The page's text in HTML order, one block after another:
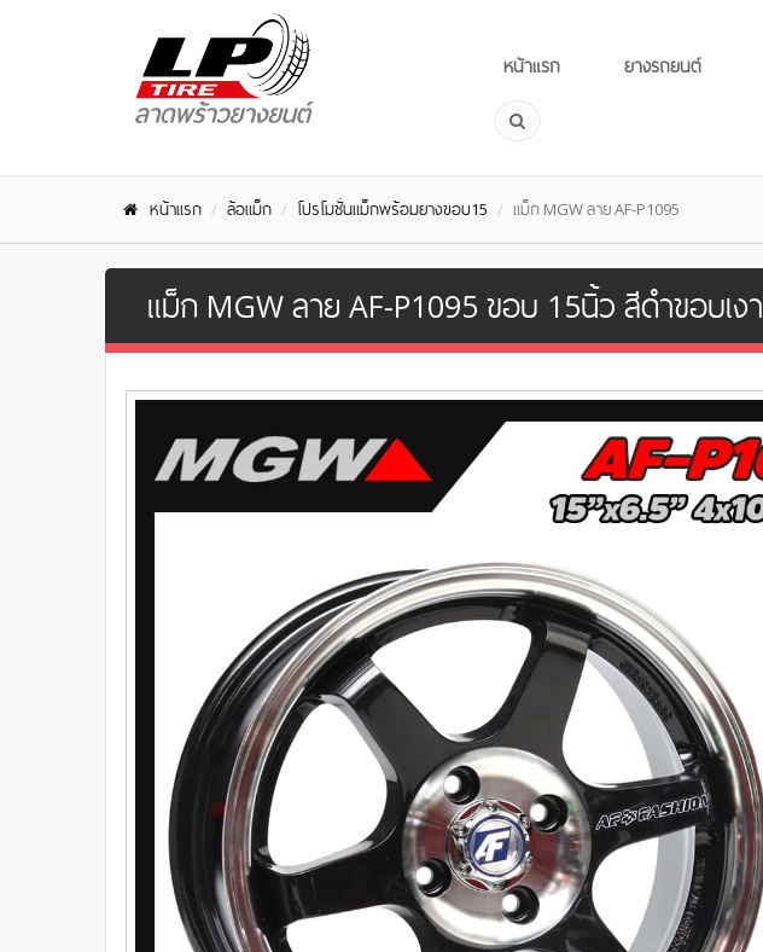
หน้าแรก ยางรถยนต์
หน้าแรก ล้อแม็ก โปรโมชั่นแม็กพร้อมยางขอบ15 แม็ก MGW ลาย AF-P1095
แม็ก MGW ลาย AF-P1095 ขอบ 15นิ้ว สีดำขอบเงา